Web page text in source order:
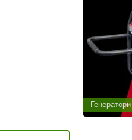
Генератори